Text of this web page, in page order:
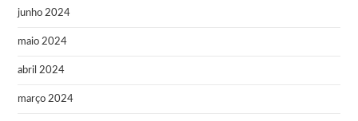
junho 2024
maio 2024
abril 2024
março 2024